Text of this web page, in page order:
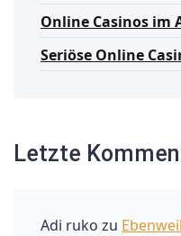
Online Casinos im
Seriöse Online
Letzte
Adi ruko zu